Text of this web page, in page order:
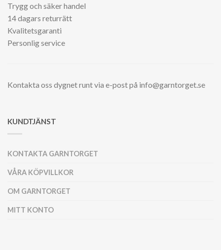
Trygg och säker handel
14 dagars returrätt
Kvalitetsgaranti
Personlig service
Kontakta oss dygnet runt via e-post på info@garntorget.se
KUNDTJÄNST
KONTAKTA GARNTORGET
VÅRA KÖPVILLKOR
OM GARNTORGET
MITT KONTO